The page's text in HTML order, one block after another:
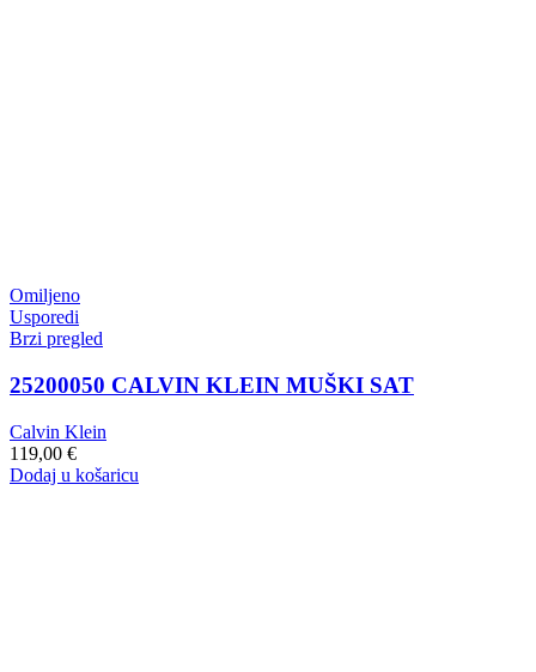
Omiljeno
Usporedi
Brzi pregled
25200050 CALVIN KLEIN MUŠKI SAT
Calvin Klein
119,00 €
Dodaj u košaricu